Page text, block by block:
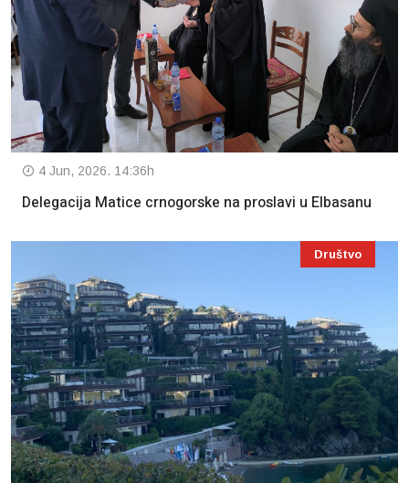
4 Jun, 2026. 14:36h
Delegacija Matice crnogorske na proslavi u Elbasanu
Društvo